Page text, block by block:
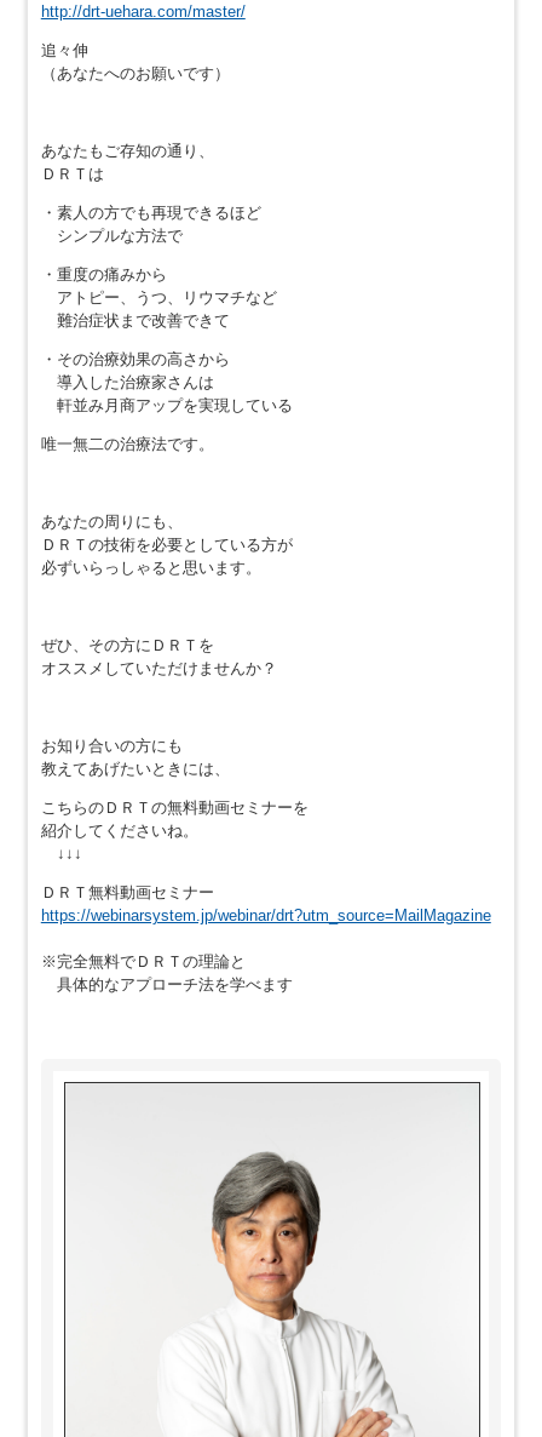
http://drt-uehara.com/master/
追々伸
（あなたへのお願いです）
あなたもご存知の通り、
ＤＲＴは
・素人の方でも再現できるほど
シンプルな方法で
・重度の痛みから
アトピー、うつ、リウマチなど
難治症状まで改善できて
・その治療効果の高さから
導入した治療家さんは
軒並み月商アップを実現している
唯一無二の治療法です。
あなたの周りにも、
ＤＲＴの技術を必要としている方が
必ずいらっしゃると思います。
ぜひ、その方にＤＲＴを
オススメしていただけませんか？
お知り合いの方にも
教えてあげたいときには、
こちらのＤＲＴの無料動画セミナーを
紹介してくださいね。
↓↓↓
ＤＲＴ無料動画セミナー
https://webinarsystem.jp/webinar/drt?utm_source=MailMagazine
※完全無料でＤＲＴの理論と
具体的なアプローチ法を学べます